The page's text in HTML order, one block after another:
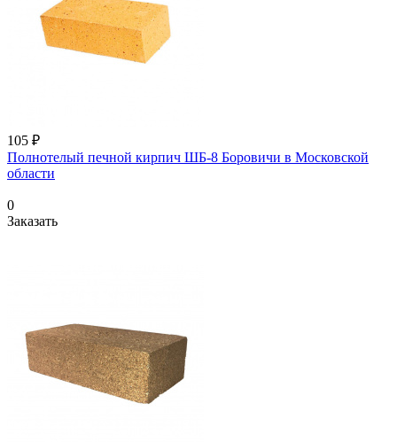
105 ₽
Полнотелый печной кирпич ШБ-8 Боровичи в Московской
области
0
Заказать